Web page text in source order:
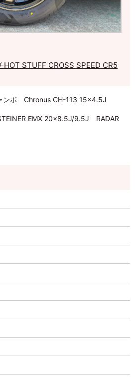
HOT STUFF CROSS SPEED CR5
ンボ Chronus CH-113 15×4.5J
EMX 20×8.5J/9.5J RADAR